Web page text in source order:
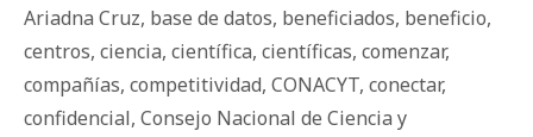
Ariadna Cruz, base de datos, beneficiados, beneficio,
centros, ciencia, científica, científicas, comenzar,
compañías, competitividad, CONACYT, conectar,
confidencial, Consejo Nacional de Ciencia y